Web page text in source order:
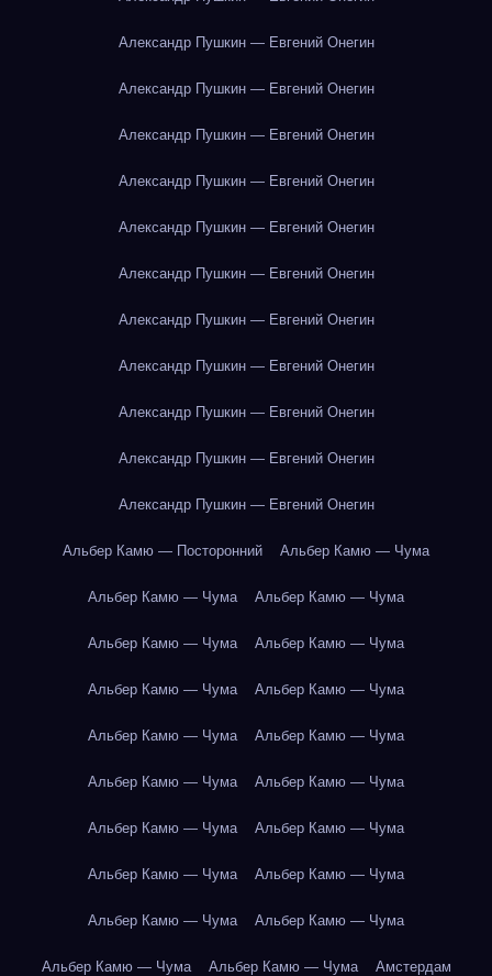
Александр Пушкин — Евгений Онегин
Александр Пушкин — Евгений Онегин
Александр Пушкин — Евгений Онегин
Александр Пушкин — Евгений Онегин
Александр Пушкин — Евгений Онегин
Александр Пушкин — Евгений Онегин
Александр Пушкин — Евгений Онегин
Александр Пушкин — Евгений Онегин
Александр Пушкин — Евгений Онегин
Александр Пушкин — Евгений Онегин
Александр Пушкин — Евгений Онегин
Альбер Камю — Посторонний Альбер Камю — Чума
Альбер Камю — Чума Альбер Камю — Чума
Альбер Камю — Чума Альбер Камю — Чума
Альбер Камю — Чума Альбер Камю — Чума
Альбер Камю — Чума Альбер Камю — Чума
Альбер Камю — Чума Альбер Камю — Чума
Альбер Камю — Чума Альбер Камю — Чума
Альбер Камю — Чума Альбер Камю — Чума
Альбер Камю — Чума Альбер Камю — Чума
Альбер Камю — Чума Альбер Камю — Чума Амстердам